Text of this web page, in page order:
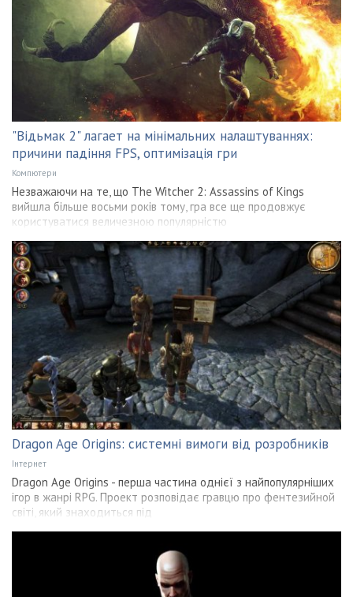
"Відьмак 2" лагает на мінімальних налаштуваннях:
причини падіння FPS, оптимізація гри
Компютери
Незважаючи на те, що The Witcher 2: Assassins of Kings
вийшла більше восьми років тому, гра все ще продовжує
користуватися величезною популярністю
Dragon Age Origins: системні вимоги від розробників
Інтернет
Dragon Age Origins - перша частина однієї з найпопулярніших
ігор в жанрі RPG. Проект розповідає гравцю про фентезийной
світі, який знаходиться під